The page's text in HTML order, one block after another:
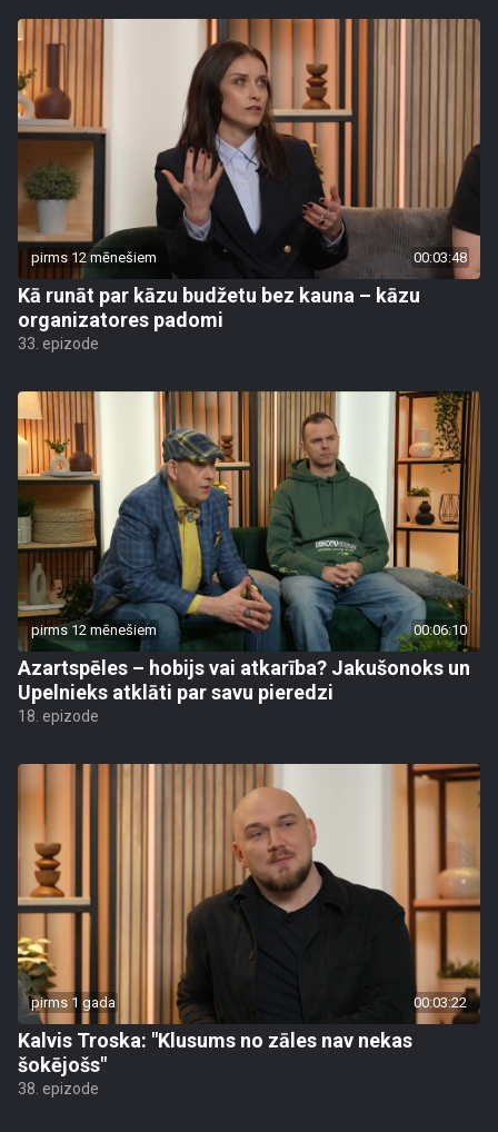
pirms 12 mēnešiem 00:03:48
Kā runāt par kāzu budžetu bez kauna – kāzu
organizatores padomi
33. epizode
pirms 12 mēnešiem 00:06:10
Azartspēles – hobijs vai atkarība? Jakušonoks un
Upelnieks atklāti par savu pieredzi
18. epizode
pirms 1 gada 00:03:22
Kalvis Troska: "Klusums no zāles nav nekas
šokējošs"
38. epizode